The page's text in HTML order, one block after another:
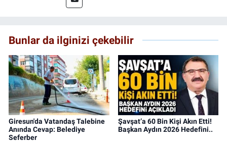
Bunlar da ilginizi çekebilir
Giresun'da Vatandaş Talebine
Anında Cevap: Belediye
Seferber
Şavşat’a 60 Bin Kişi Akın Etti!
Başkan Aydın 2026 Hedefini..